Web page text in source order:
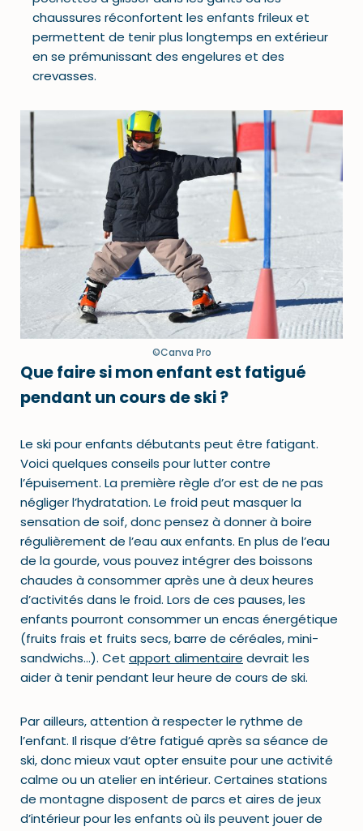
chaussures réconfortent les enfants frileux et
permettent de tenir plus longtemps en extérieur
en se prémunissant des engelures et des
crevasses.
©Canva Pro
Que faire si mon enfant est fatigué
pendant un cours de ski ?
Le ski pour enfants débutants peut être fatigant.
Voici quelques conseils pour lutter contre
l’épuisement. La première règle d’or est de ne pas
négliger l’hydratation. Le froid peut masquer la
sensation de soif, donc pensez à donner à boire
régulièrement de l’eau aux enfants. En plus de l’eau
de la gourde, vous pouvez intégrer des boissons
chaudes à consommer après une à deux heures
d’activités dans le froid. Lors de ces pauses, les
enfants pourront consommer un encas énergétique
(fruits frais et fruits secs, barre de céréales, mini-
sandwichs…). Cet apport alimentaire devrait les
aider à tenir pendant leur heure de cours de ski.
Par ailleurs, attention à respecter le rythme de
l’enfant. Il risque d’être fatigué après sa séance de
ski, donc mieux vaut opter ensuite pour une activité
calme ou un atelier en intérieur. Certaines stations
de montagne disposent de parcs et aires de jeux
d’intérieur pour les enfants où ils peuvent jouer de